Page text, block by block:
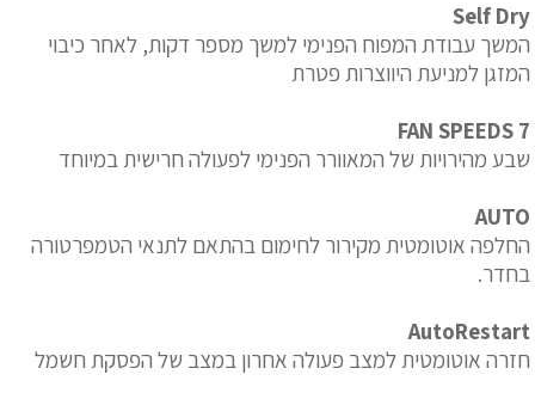
Self Dry
המשך עבודת המפוח הפנימי למשך מספר דקות, לאחר כיבוי
המזגן למניעת היווצרות פטרת
7 FAN SPEEDS
שבע מהירויות של המאוורר הפנימי לפעולה חרישית במיוחד
AUTO
החלפה אוטומטית מקירור לחימום בהתאם לתנאי הטמפרטורה
בחדר.
AutoRestart
חזרה אוטומטית למצב פעולה אחרון במצב של הפסקת חשמל